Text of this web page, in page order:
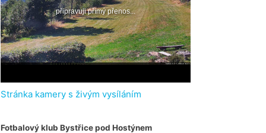
Stránka kamery s živým vysíláním
Fotbalový klub Bystřice pod Hostýnem